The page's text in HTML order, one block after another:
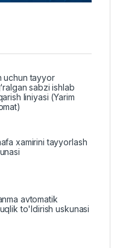
uchun tayyor
sabzi ishlab
liniyasi (Yarim
xamirini tayyorlash
avtomatik
to'ldirish uskunasi